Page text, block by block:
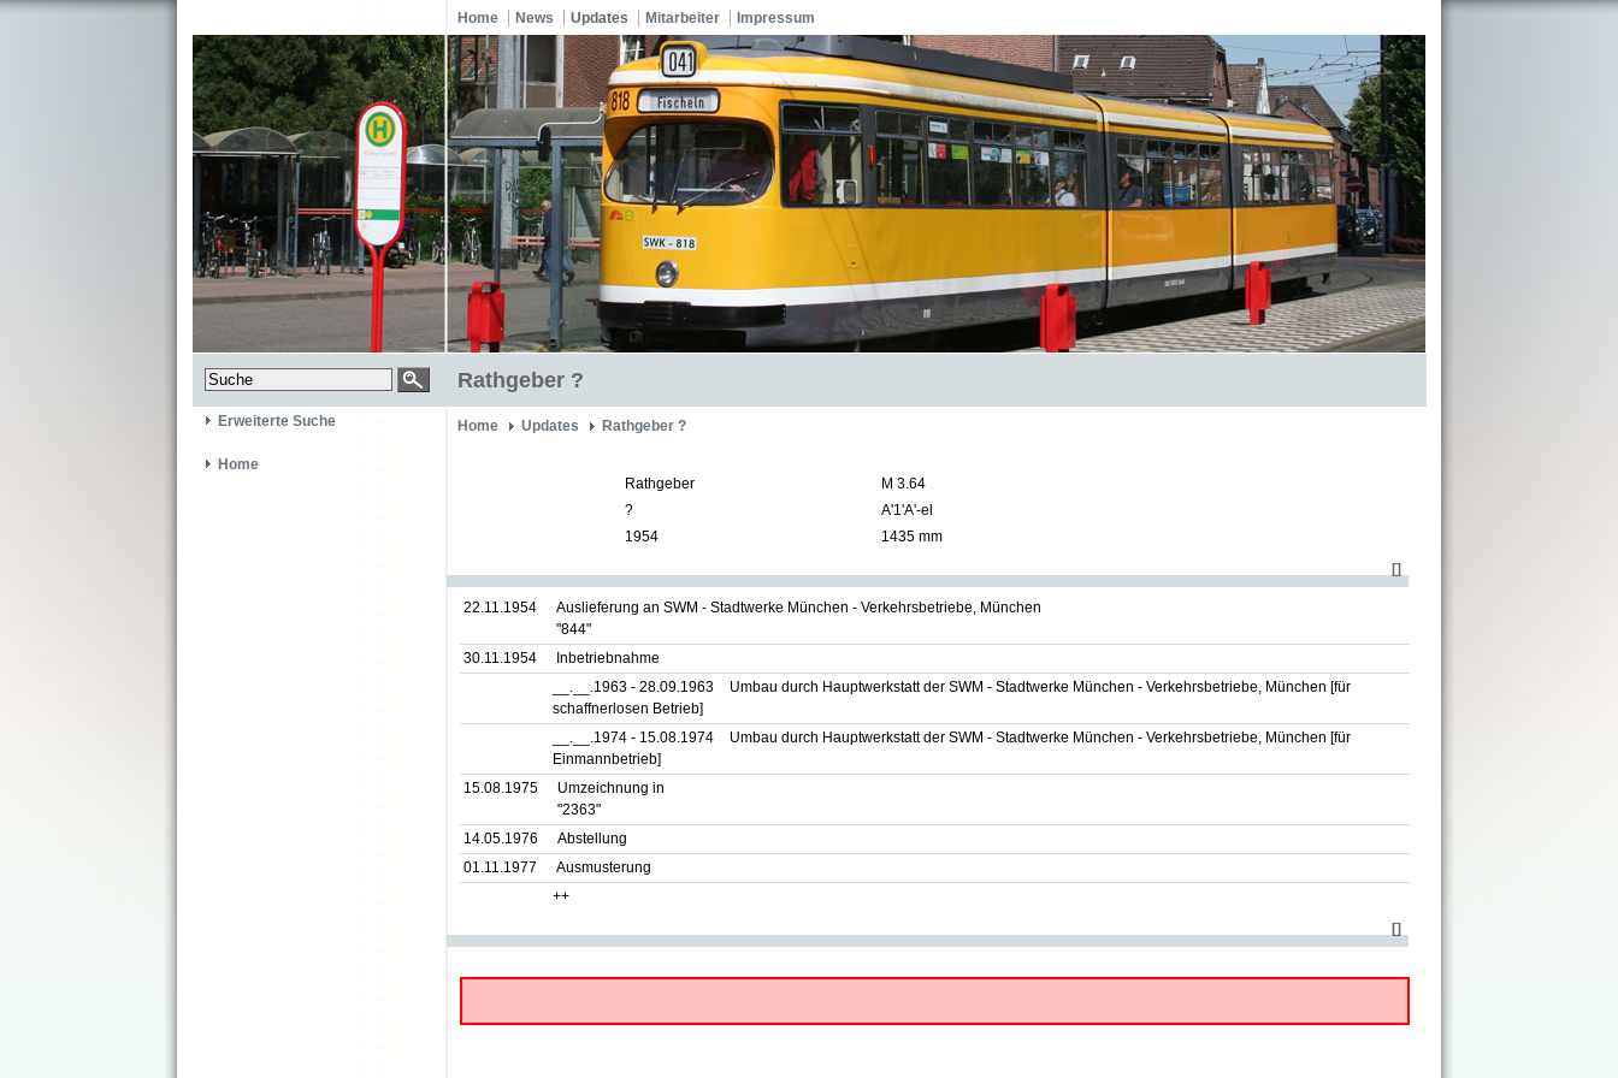
Home News Updates Mitarbeiter Impressum
Rathgeber ?
Erweiterte Suche
Home
Home Updates Rathgeber ?
Rathgeber
M 3.64
?
A'1'A'-el
1954
1435 mm
[]
22.11.1954
Auslieferung an SWM - Stadtwerke München - Verkehrsbetriebe, München
"844"
30.11.1954
Inbetriebnahme
__.__.1963 - 28.09.1963
Umbau durch Hauptwerkstatt der SWM - Stadtwerke München - Verkehrsbetriebe, München [für
schaffnerlosen Betrieb]
__.__.1974 - 15.08.1974
Umbau durch Hauptwerkstatt der SWM - Stadtwerke München - Verkehrsbetriebe, München [für
Einmannbetrieb]
15.08.1975
Umzeichnung in
"2363"
14.05.1976
Abstellung
01.11.1977
Ausmusterung
++
[]